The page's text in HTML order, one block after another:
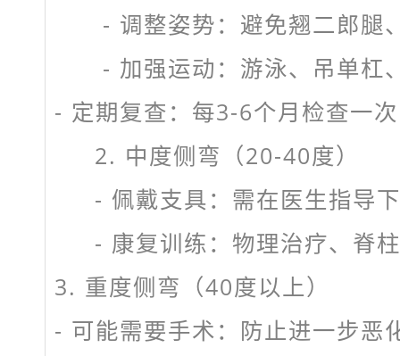
- 调整姿势：避免翘二郎腿
- 加强运动：游泳、吊单杠
- 定期复查：每3-6个月检查一
2. 中度侧弯（20-40度）
- 佩戴支具：需在医生指导
- 康复训练：物理治疗、脊
3. 重度侧弯（40度以上）
- 可能需要手术：防止进一步恶